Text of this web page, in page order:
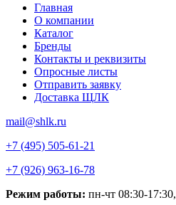
Главная
О компании
Каталог
Бренды
Контакты и реквизиты
Опросные листы
Отправить заявку
Доставка ЩЛК
mail@shlk.ru
+7 (495) 505-61-21
+7 (926) 963-16-78
Режим работы: пн-чт 08:30-